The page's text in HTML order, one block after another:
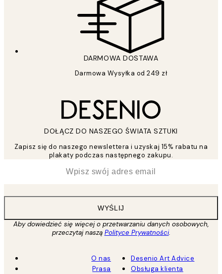
DARMOWA DOSTAWA
Darmowa Wysyłka od 249 zł
DOŁĄCZ DO NASZEGO ŚWIATA SZTUKI
Zapisz się do naszego newslettera i uzyskaj 15% rabatu na
plakaty podczas następnego zakupu.
WYŚLIJ
Aby dowiedzieć się więcej o przetwarzaniu danych osobowych,
przeczytaj naszą Polityce Prywatności.
O nas
Prasa
Desenio Art Advice
Obsługa klienta